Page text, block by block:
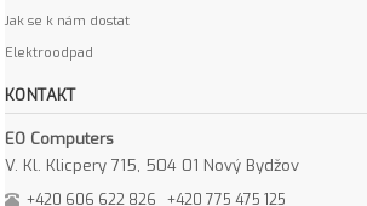
Jak se k nám dostat
Elektroodpad
KONTAKT
EO Computers
V. Kl. Klicpery 715, 504 01 Nový Bydžov
+420 606 622 826 +420 775 475 125